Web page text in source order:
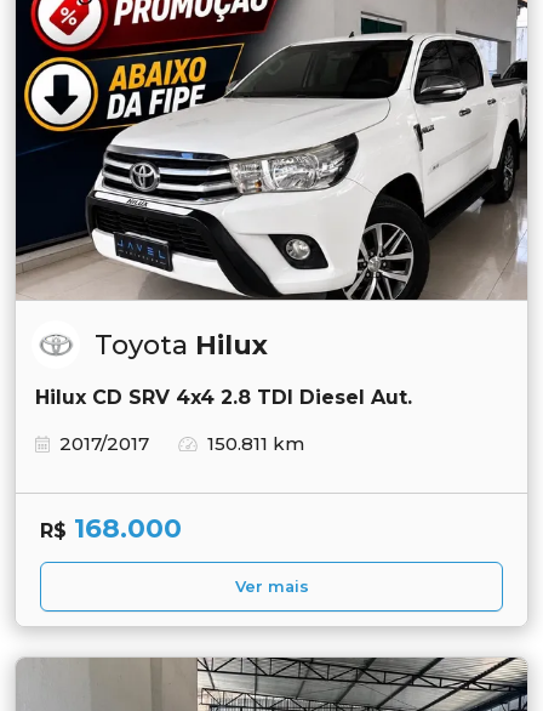
Toyota Hilux
Hilux CD SRV 4x4 2.8 TDI Diesel Aut.
2017/2017
150.811 km
R$ 168.000
Ver mais